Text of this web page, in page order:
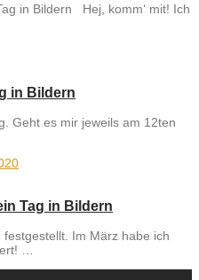
in Bildern Hej, komm‘ mit! Ich
in Bildern
Geht es mir jeweils am 12ten
Tag in Bildern
Im März habe ich
…